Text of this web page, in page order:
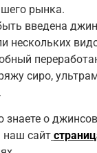
рынка.
введена
нескольких
сиро,
знаете о
наш сайт